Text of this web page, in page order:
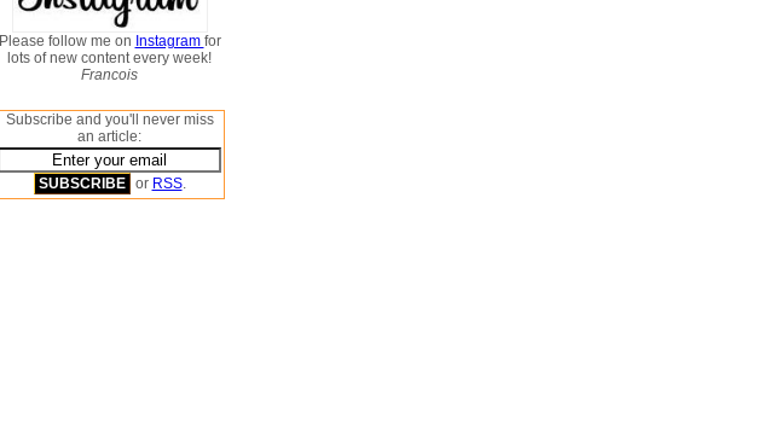
Please follow me on Instagram for
lots of new content every week!
Francois
Subscribe and you'll never miss
an article:
or RSS.